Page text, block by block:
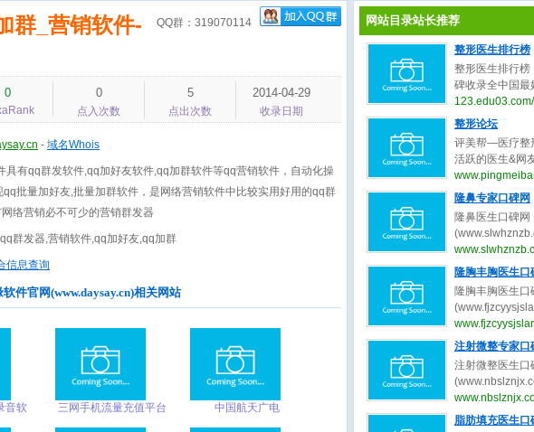
QQ群：319070114
群_营销软件-
0 0
点入次数
5
点出次数
2014-04-29
收录日期
- 域名Whois
具有qq群发软件,qq加好友软件,qq加群软件等qq营销软件，自动化操
批量加好友,批量加群软件，是网络营销软件中比较实用好用的qq群
络营销必不可少的营销群发器
群发器,营销软件,qq加好友,qq加群
信息查询
件官网(www.daysay.cn)相关网站
音软
三网手机流量充值平台 中国航天广电
网站目录站长推荐
整形医生排行榜
整形医生排行榜
碑收录全中国最
括不限于整形外
生、鼻子整形医
生。
整形论坛
评美帮—医疗整
活跃的医生&网
（
国内最大最专业
隆鼻专家口碑网
隆鼻医生口碑网
碑最好的隆鼻医
实的关于隆鼻医
策提出最真实的
考。做隆鼻医美
口碑网。
隆胸丰胸医生口
隆胸丰胸医生口
口碑最好的隆胸
网最真实的关于
胸丰胸求美者整
的隆胸丰胸医美
丰胸医美前，先
碑网。
注射微整专家口
注射微整医生口
碑最好的注射微
最真实的关于注
脂肪填充医生口